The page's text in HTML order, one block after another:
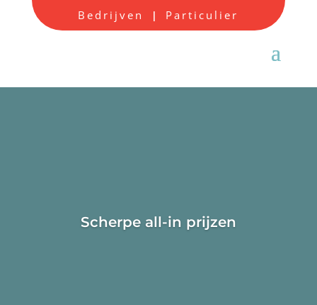
Bedrijven | Particulier
Scherpe all-in prijzen